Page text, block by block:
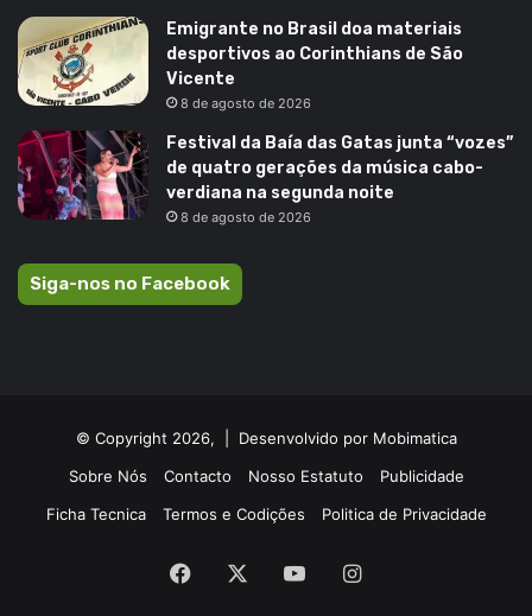
Emigrante no Brasil doa materiais
desportivos ao Corinthians de São
Vicente
8 de agosto de 2026
Festival da Baía das Gatas junta “vozes”
de quatro gerações da música cabo-
verdiana na segunda noite
8 de agosto de 2026
Siga-nos no Facebook
© Copyright 2026, | Desenvolvido por Mobimatica
Sobre Nós
Contacto Nosso Estatuto
Publicidade
Ficha Tecnica
Termos e Codições Politica de Privacidade
Facebook YouTubeInstagram